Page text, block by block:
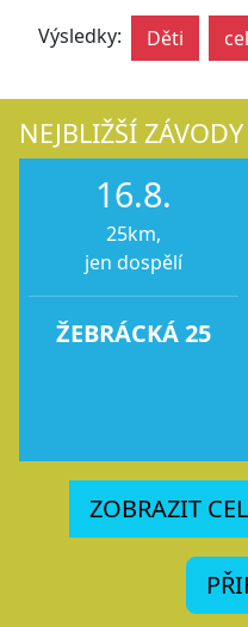
Výsledky: Děti
NEJBLIŽŠÍ ZÁVODY
16.8.
25km,
jen dospělí
ŽEBRÁCKÁ 25
ZOBRAZIT